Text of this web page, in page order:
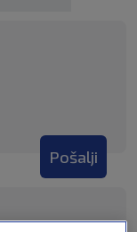
Pošalji